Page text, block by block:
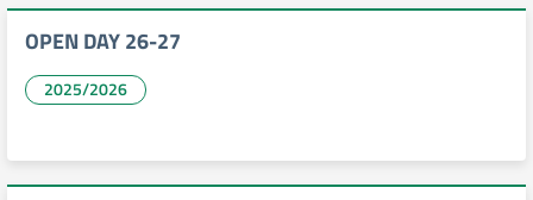
OPEN DAY 26-27
2025/2026